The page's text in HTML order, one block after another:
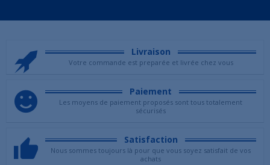
Livraison
Votre commande est preparée et livrée chez vous
Paiement
Les moyens de paiement proposés sont tous totalement
sécurisés
Satisfaction
Nous sommes toujours là pour que vous soyez satisfait de vos
achats